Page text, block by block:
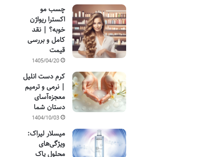
چسب مو
اکسترا ریواژن
خوبه؟ | نقد
کامل و بررسی
قیمت
1405/04/20
کرم دست انلیل
| نرمی و ترمیم
معجزه‌آسای
دستان شما
1404/10/03
میسلار لیراک:
ویژگی‌های
محلول پاک